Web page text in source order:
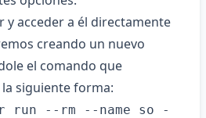
y acceder a él directamente
creando un nuevo
el comando que
siguiente forma:
run --rm --name so -